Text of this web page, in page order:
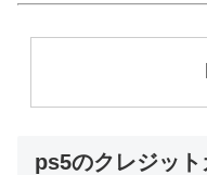
ps5のクレジッ